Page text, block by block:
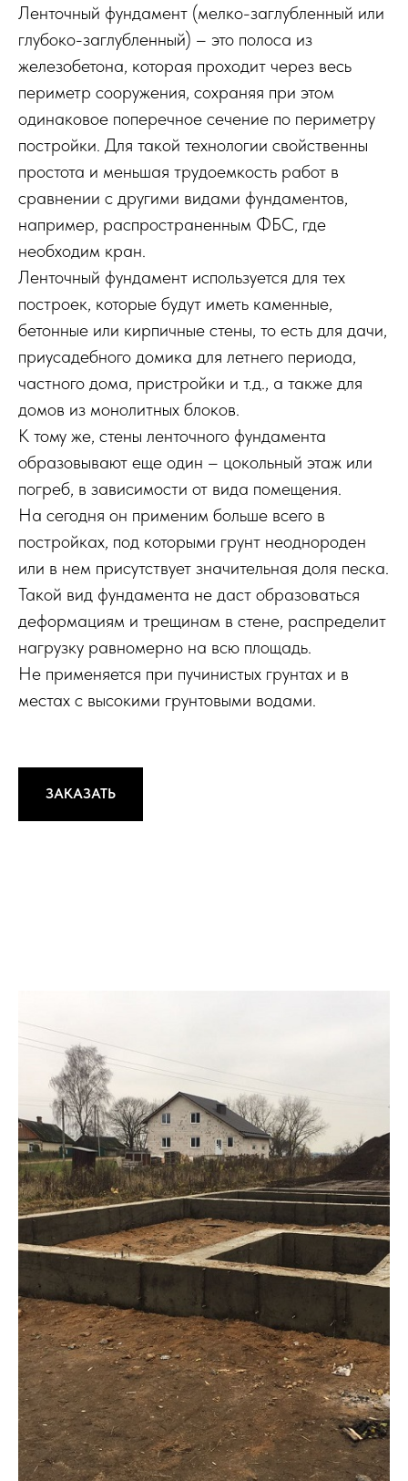
Ленточный фундамент (мелко-заглубленный или
глубоко-заглубленный) – это полоса из
железобетона, которая проходит через весь
периметр сооружения, сохраняя при этом
одинаковое поперечное сечение по периметру
постройки. Для такой технологии свойственны
простота и меньшая трудоемкость работ в
сравнении с другими видами фундаментов,
например, распространенным ФБС, где
необходим кран.
Ленточный фундамент используется для тех
построек, которые будут иметь каменные,
бетонные или кирпичные стены, то есть для дачи,
приусадебного домика для летнего периода,
частного дома, пристройки и т.д., а также для
домов из монолитных блоков.
К тому же, стены ленточного фундамента
образовывают еще один – цокольный этаж или
погреб, в зависимости от вида помещения.
На сегодня он применим больше всего в
постройках, под которыми грунт неоднороден
или в нем присутствует значительная доля песка.
Такой вид фундамента не даст образоваться
деформациям и трещинам в стене, распределит
нагрузку равномерно на всю площадь.
Не применяется при пучинистых грунтах и в
местах с высокими грунтовыми водами.
ЗАКАЗАТЬ